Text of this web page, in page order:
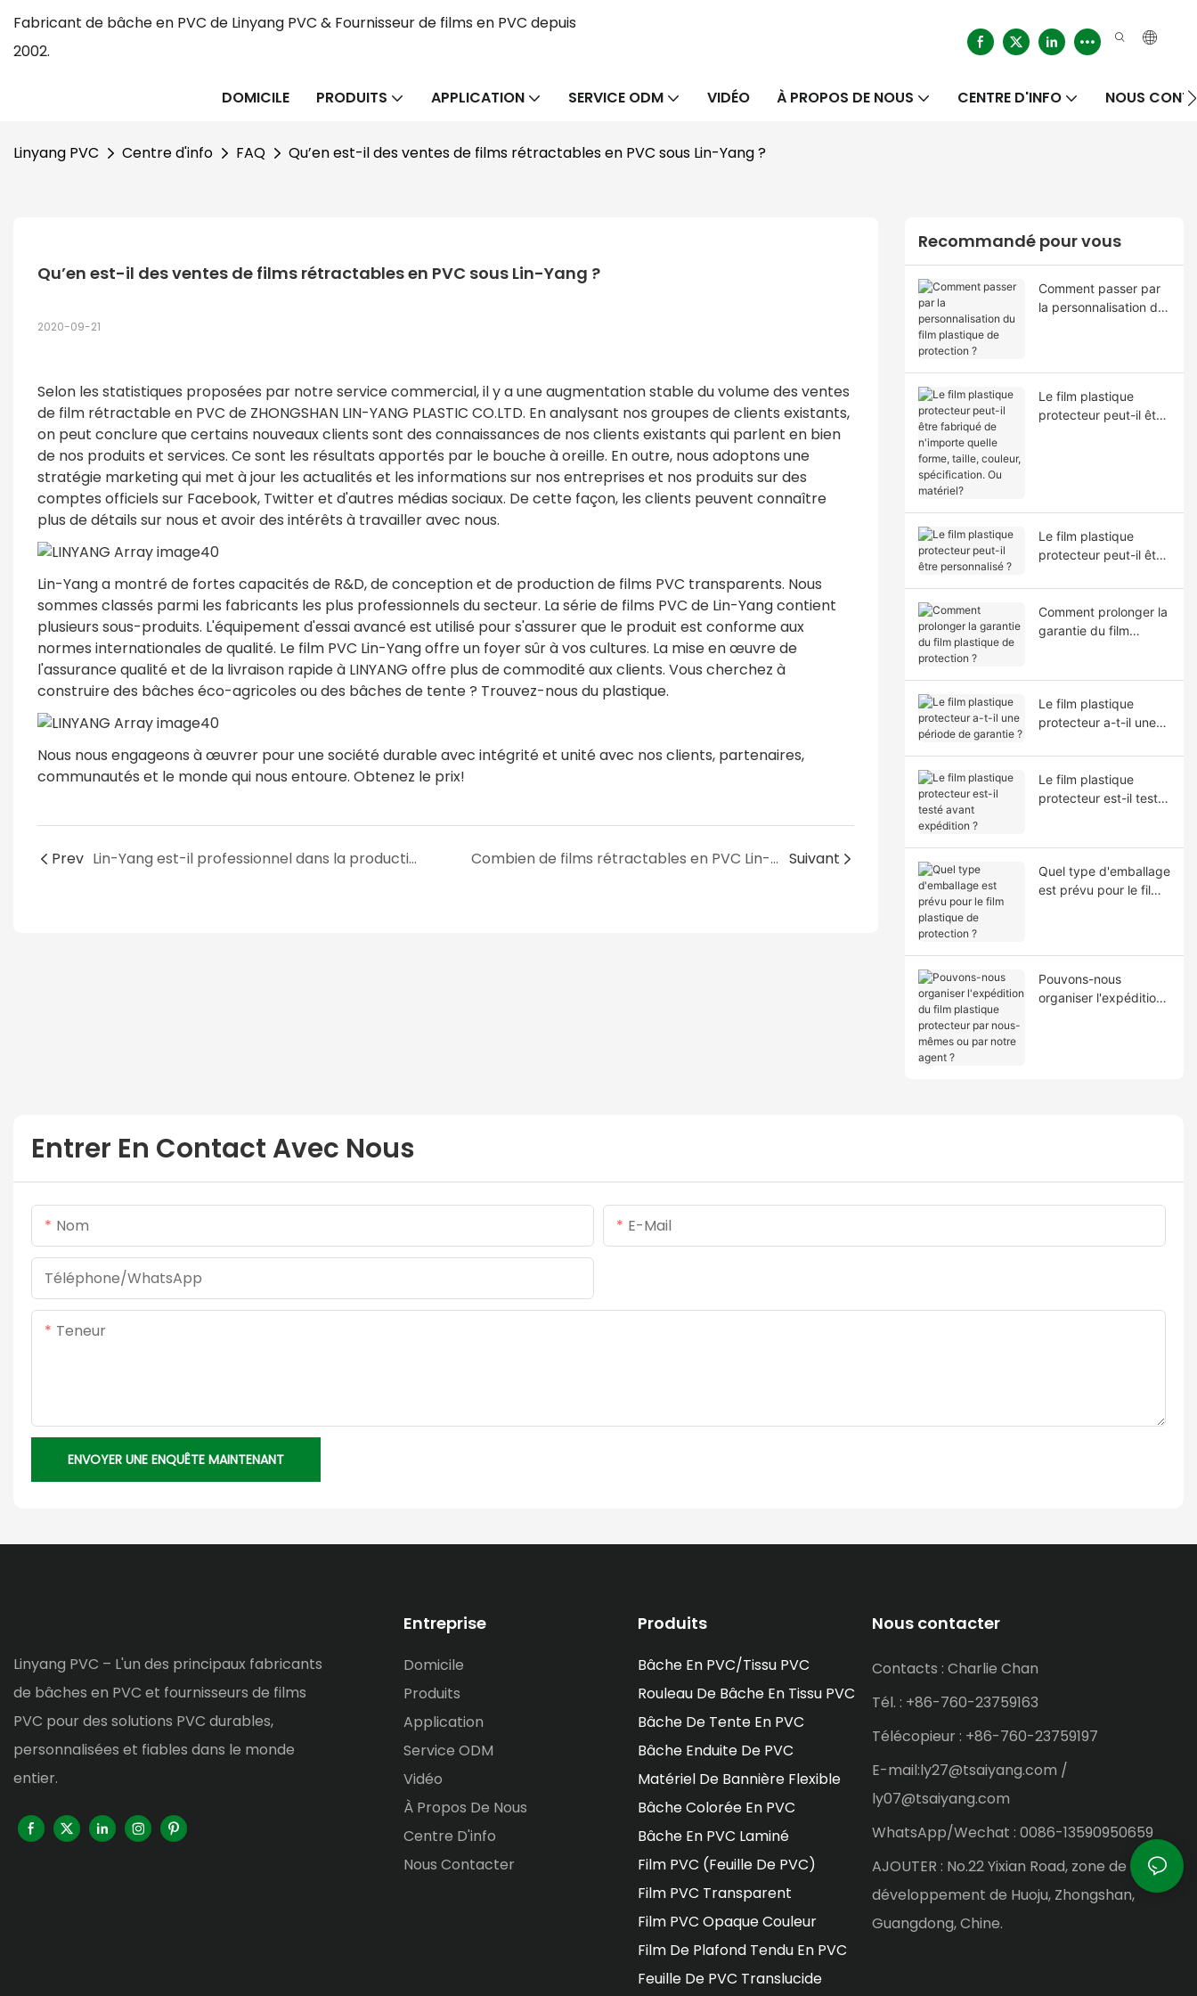
Fabricant de bâche en PVC de Linyang PVC & Fournisseur de films en PVC depuis
2002.
DOMICILE PRODUITS APPLICATION SERVICE ODM VIDÉO À PROPOS DE NOUS CENTRE D'INFO NOUS
Linyang PVC Centre d'info FAQ Qu’en est-il des ventes de films rétractables en PVC sous Lin-Yang ?
Qu’en est-il des ventes de films rétractables en PVC sous Lin-Yang ?
2020-09-21
Selon les statistiques proposées par notre service commercial, il y a une augmentation stable du volume des ventes
de film rétractable en PVC de ZHONGSHAN LIN-YANG PLASTIC CO.LTD. En analysant nos groupes de clients existants,
on peut conclure que certains nouveaux clients sont des connaissances de nos clients existants qui parlent en bien
de nos produits et services. Ce sont les résultats apportés par le bouche à oreille. En outre, nous adoptons une
stratégie marketing qui met à jour les actualités et les informations sur nos entreprises et nos produits sur des
comptes officiels sur Facebook, Twitter et d'autres médias sociaux. De cette façon, les clients peuvent connaître
plus de détails sur nous et avoir des intérêts à travailler avec nous.
Lin-Yang a montré de fortes capacités de R&D, de conception et de production de films PVC transparents. Nous
sommes classés parmi les fabricants les plus professionnels du secteur. La série de films PVC de Lin-Yang contient
plusieurs sous-produits. L'équipement d'essai avancé est utilisé pour s'assurer que le produit est conforme aux
normes internationales de qualité. Le film PVC Lin-Yang offre un foyer sûr à vos cultures. La mise en œuvre de
l'assurance qualité et de la livraison rapide à LINYANG offre plus de commodité aux clients. Vous cherchez à
construire des bâches éco-agricoles ou des bâches de tente ? Trouvez-nous du plastique.
Nous nous engageons à œuvrer pour une société durable avec intégrité et unité avec nos clients, partenaires,
communautés et le monde qui nous entoure. Obtenez le prix!
Prev Lin-Yang est-il professionnel dans la production de films rétractables en PVC ? Combien de films rétractables en PVC Lin-Yang sont vendus par an ? Suivant
Recommandé pour vous
Comment passer par
la personnalisation du
Le film plastique
protecteur peut-il être
Le film plastique
protecteur peut-il être
Comment prolonger la
garantie du film
Le film plastique
protecteur a-t-il une
Le film plastique
protecteur est-il testé
Quel type d'emballage
est prévu pour le film
Pouvons-nous
organiser l'expédition
Entrer En Contact Avec Nous
Nom E-Mail
Téléphone/WhatsApp
Teneur
ENVOYER UNE ENQUÊTE MAINTENANT
Linyang PVC – L'un des principaux fabricants
de bâches en PVC et fournisseurs de films
PVC pour des solutions PVC durables,
personnalisées et fiables dans le monde
entier.
Entreprise
Domicile
Produits
Application
Service ODM
Vidéo
À Propos De Nous
Centre D'info
Nous Contacter
Produits
Bâche En PVC/tissu PVC
Rouleau De Bâche En Tissu PVC
Bâche De Tente En PVC
Bâche Enduite De PVC
Matériel De Bannière Flexible
Bâche Colorée En PVC
Bâche En PVC Laminé
Film PVC (feuille De PVC)
Film PVC Transparent
Film PVC Opaque Couleur
Film De Plafond Tendu En PVC
Feuille De PVC Translucide
Nous contacter
Contacts : Charlie Chan
Tél. : +86-760-23759163
Télécopieur : +86-760-23759197
E-mail:ly27@tsaiyang.com /
ly07@tsaiyang.com
WhatsApp/Wechat : 0086-13590950659
AJOUTER : No.22 Yixian Road, zone de
développement de Huoju, Zhongshan,
Guangdong, Chine.